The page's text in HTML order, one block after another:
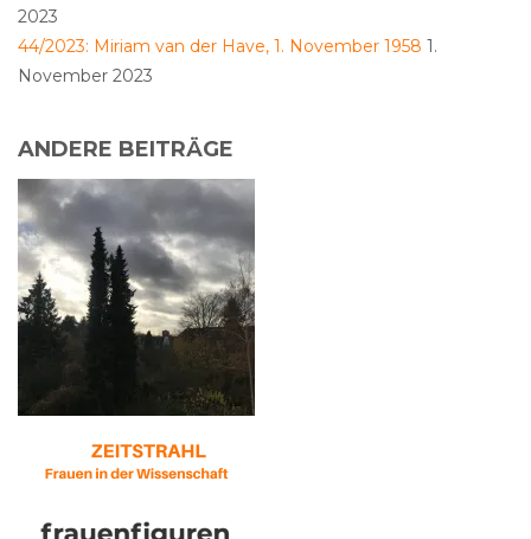
2023
44/2023: Miriam van der Have, 1. November 1958 1.
November 2023
ANDERE BEITRÄGE